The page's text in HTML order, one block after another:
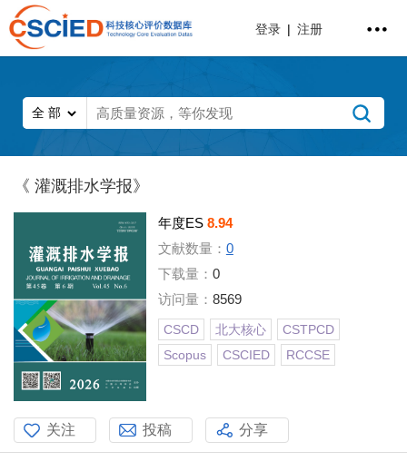
登录 | 注册
《 灌溉排水学报》
年度ES 8.94
文献数量： 0
下载量： 0
访问量： 8569
CSCD 北大核心
CSTPCD
Scopus
CSCIED RCCSE
关注 投稿 分享